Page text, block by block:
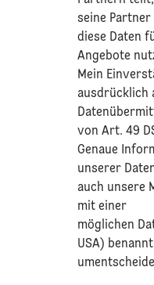
seine
diese Daten
Angebote
Mein
ausdrücklich
von Art. 49
​Genaue
unserer
auch unsere
mit einer
möglichen
USA)